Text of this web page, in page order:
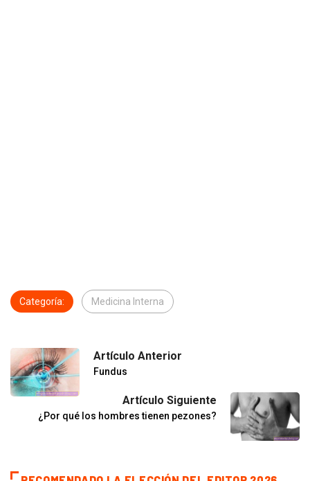
Categoría: Medicina Interna
Artículo Anterior
Fundus
Artículo Siguiente
¿Por qué los hombres tienen pezones?